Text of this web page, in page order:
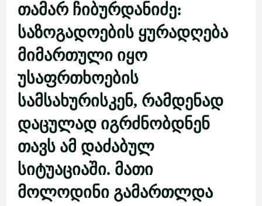
თამარ ჩიბურდანიძე:
საზოგადოების ყურადღება
მიმართული იყო
უსაფრთხოების
სამსახურისკენ, რამდენად
დაცულად იგრძნობდნენ
თავს ამ დაძაბულ
სიტუაციაში. მათი
მოლოდინი გამართლდა